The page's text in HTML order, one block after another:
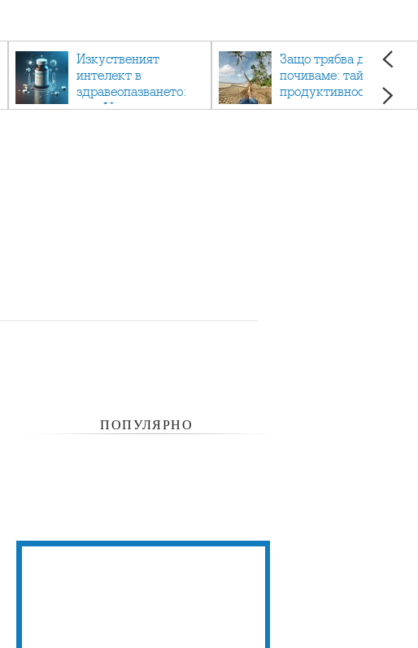
Изкуственият
интелект в
здравеопазването:
как AI променя
Защо трябва да си
почиваме: тайната на
продуктивността,
здравето и добрия
ПОПУЛЯРНО